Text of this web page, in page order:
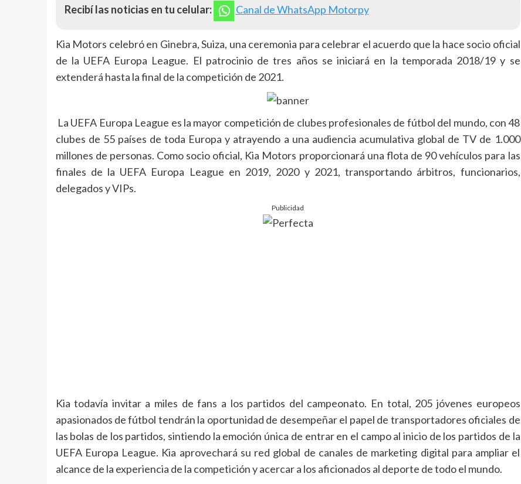
Recibí las noticias en tu celular: Canal de WhatsApp Motorpy
Kia Motors celebró en Ginebra, Suiza, una ceremonia para celebrar el acuerdo que la hace socio oficial
de la UEFA Europa League. El patrocinio de tres años se iniciará en la temporada 2018/19 y se
extenderá hasta la final de la competición de 2021.
La UEFA Europa League es la mayor competición de clubes profesionales de fútbol del mundo, con 48
clubes de 55 países de toda Europa y atrayendo a una audiencia acumulativa global de TV de 1.000
millones de personas. Como socio oficial, Kia Motors proporcionará una flota de 90 vehículos para las
finales de la UEFA Europa League en 2019, 2020 y 2021, transportando árbitros, funcionarios,
delegados y VIPs.
Publicidad
Kia todavía invitar a miles de fans a los partidos del campeonato. En total, 205 jóvenes europeos
apasionados de fútbol tendrán la oportunidad de desempeñar el papel de transportadores oficiales de
las bolas de los partidos, sintiendo la emoción única de entrar en el campo al inicio de los partidos de la
UEFA Europa League. Kia aprovechará su red global de canales de marketing digital para ampliar el
alcance de la experiencia de la competición y acercar a los aficionados al deporte de todo el mundo.